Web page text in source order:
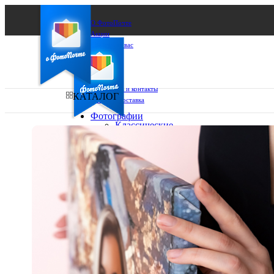
О ФотоПочте
Акции
Сделаем за вас
Бизнесу
FAQ
Франшиза
Поддержка и контакты
Оплата и доставка
Ваш город:
Ваш регион доставки
Выберите из списка:
КАТАЛОГ
Фотографии
Классические
10х15
13х18
15х15
15х20
20х20
20х30
30х30
30х40
А4
Фото